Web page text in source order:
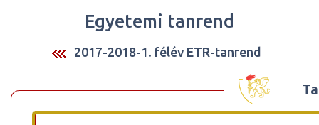
Egyetemi tanrend
2017-2018-1. félév ETR-tanrend